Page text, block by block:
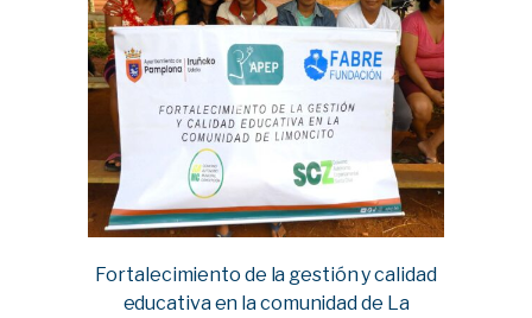
Fortalecimiento de la gestión y calidad
educativa en la comunidad de La